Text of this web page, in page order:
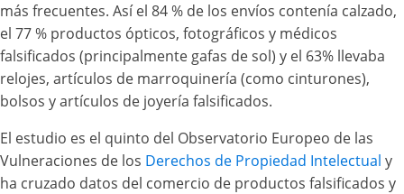
más frecuentes. Así el 84 % de los envíos contenía calzado,
el 77 % productos ópticos, fotográficos y médicos
falsificados (principalmente gafas de sol) y el 63% llevaba
relojes, artículos de marroquinería (como cinturones),
bolsos y artículos de joyería falsificados.
El estudio es el quinto del Observatorio Europeo de las
Vulneraciones de los Derechos de Propiedad Intelectual y
ha cruzado datos del comercio de productos falsificados y